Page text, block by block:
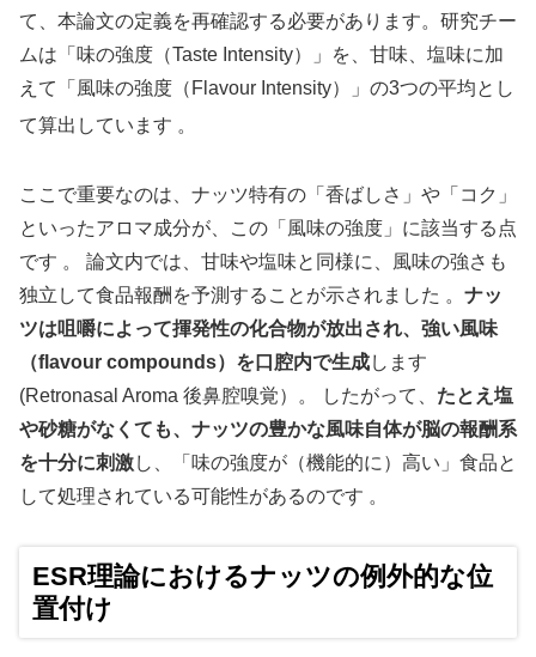
て、本論文の定義を再確認する必要があります。研究チー
ムは「味の強度（Taste Intensity）」を、甘味、塩味に加
えて「風味の強度（Flavour Intensity）」の3つの平均とし
て算出しています 。
ここで重要なのは、ナッツ特有の「香ばしさ」や「コク」
といったアロマ成分が、この「風味の強度」に該当する点
です 。 論文内では、甘味や塩味と同様に、風味の強さも
独立して食品報酬を予測することが示されました 。 ナッ
ツは咀嚼によって揮発性の化合物が放出され、強い風味
（flavour compounds）を口腔内で生成します
(Retronasal Aroma 後鼻腔嗅覚）。 したがって、 たとえ塩
や砂糖がなくても、ナッツの豊かな風味自体が脳の報酬系
を十分に刺激し、「味の強度が（機能的に）高い」食品と
して処理されている可能性があるのです 。
ESR理論におけるナッツの例外的な位
置付け